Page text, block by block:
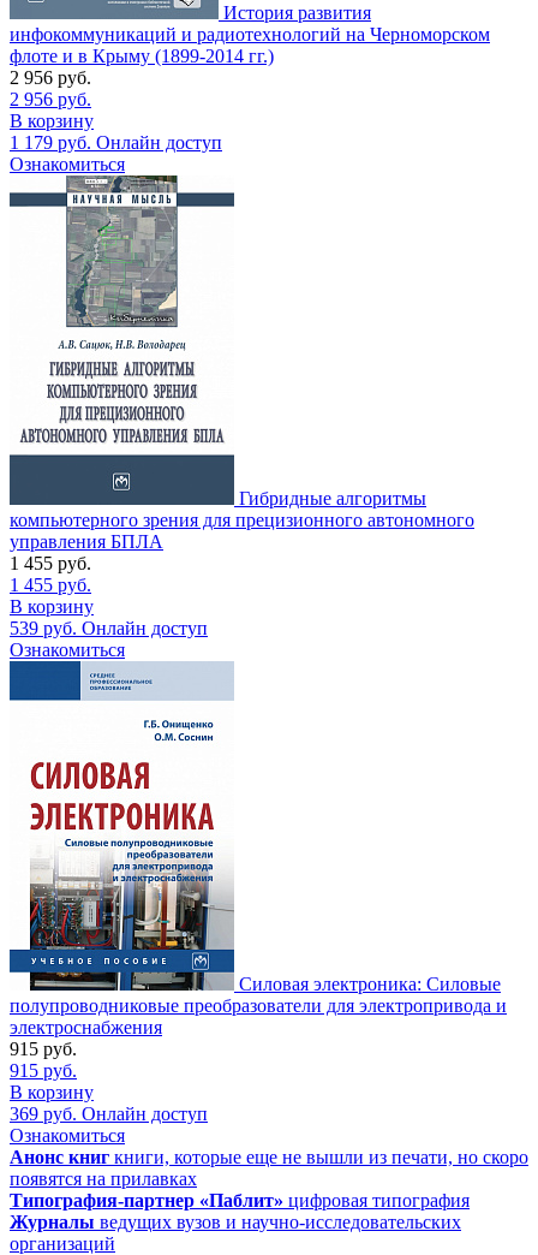
История развития
инфокоммуникаций и радиотехнологий на Черноморском
флоте и в Крыму (1899-2014 гг.)
2 956 руб.
2 956 руб.
В корзину
1 179 руб. Онлайн доступ
Ознакомиться
Гибридные алгоритмы
компьютерного зрения для прецизионного автономного
управления БПЛА
1 455 руб.
1 455 руб.
В корзину
539 руб. Онлайн доступ
Ознакомиться
Силовая электроника: Силовые
полупроводниковые преобразователи для электропривода и
электроснабжения
915 руб.
915 руб.
В корзину
369 руб. Онлайн доступ
Ознакомиться
Анонс книг книги, которые еще не вышли из печати, но скоро
появятся на прилавках
Типография-партнер «Паблит» цифровая типография
Журналы ведущих вузов и научно-исследовательских
организаций